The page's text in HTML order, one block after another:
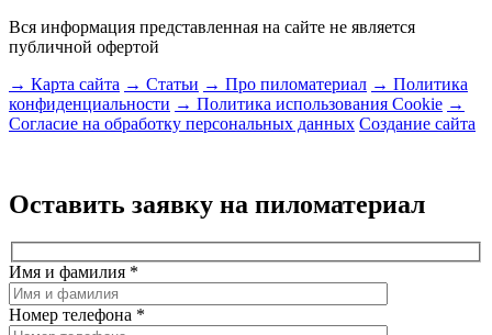
Вся информация представленная на сайте не является
публичной офертой
→ Карта сайта → Статьи → Про пиломатериал → Политика
конфиденциальности → Политика использования Cookie →
Согласие на обработку персональных данных Создание сайта
Оставить заявку на пиломатериал
Имя и фамилия *
Номер телефона *